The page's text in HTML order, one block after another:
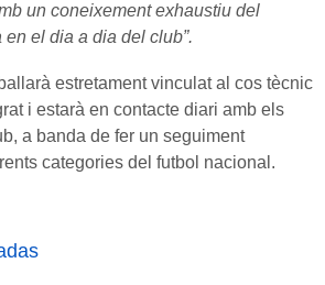
un coneixement exhaustiu del
el dia a dia del club”.
estretament vinculat al cos tècnic
i estarà en contacte diari amb els
a banda de fer un seguiment
categories del futbol nacional.